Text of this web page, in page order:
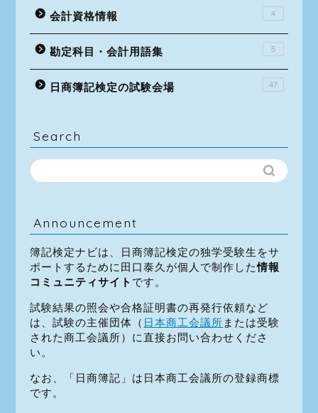
会計資格情報 4
勘定科目・会計用語集 5
日商簿記検定の試験会場 47
Search
Announcement
簿記検定ナビは、日商簿記検定の独学受験生をサ
ポートするために田口泰久が個人で制作した情報
コミュニティサイト です。
試験結果の照会や合格証明書の再発行依頼など
は、試験の主催団体（ 日本商工会議所 または受験
された商工会議所）に直接お問い合わせくださ
い。
なお、「日商簿記」は日本商工会議所の登録商標
です。